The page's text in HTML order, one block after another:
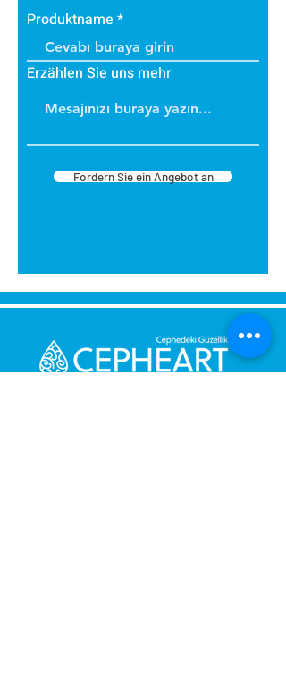
Produktname
Erzählen Sie uns mehr
Fordern Sie ein Angebot an